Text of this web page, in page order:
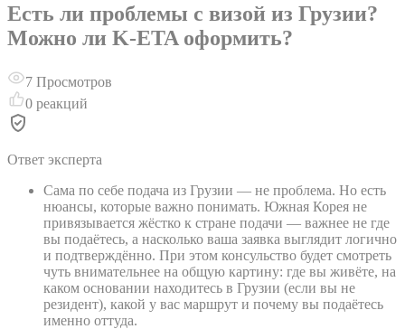
Есть ли проблемы с визой из Грузии?
Можно ли K-ETA оформить?
7 Просмотров
0 реакций
Ответ эксперта
Сама по себе подача из Грузии — не проблема. Но есть
нюансы, которые важно понимать. Южная Корея не
привязывается жёстко к стране подачи — важнее не где
вы подаётесь, а насколько ваша заявка выглядит логично
и подтверждённо. При этом консульство будет смотреть
чуть внимательнее на общую картину: где вы живёте, на
каком основании находитесь в Грузии (если вы не
резидент), какой у вас маршрут и почему вы подаётесь
именно оттуда.